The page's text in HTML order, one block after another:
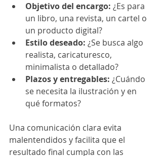
Objetivo del encargo: ¿Es para
un libro, una revista, un cartel o
un producto digital?
Estilo deseado: ¿Se busca algo
realista, caricaturesco,
minimalista o detallado?
Plazos y entregables: ¿Cuándo
se necesita la ilustración y en
qué formatos?
Una comunicación clara evita
malentendidos y facilita que el
resultado final cumpla con las